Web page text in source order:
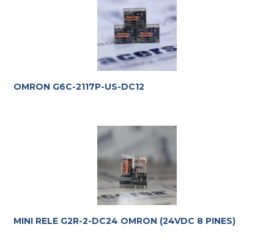
OMRON G6C-2117P-US-DC12
MINI RELE G2R-2-DC24 OMRON (24VDC 8 PINES)